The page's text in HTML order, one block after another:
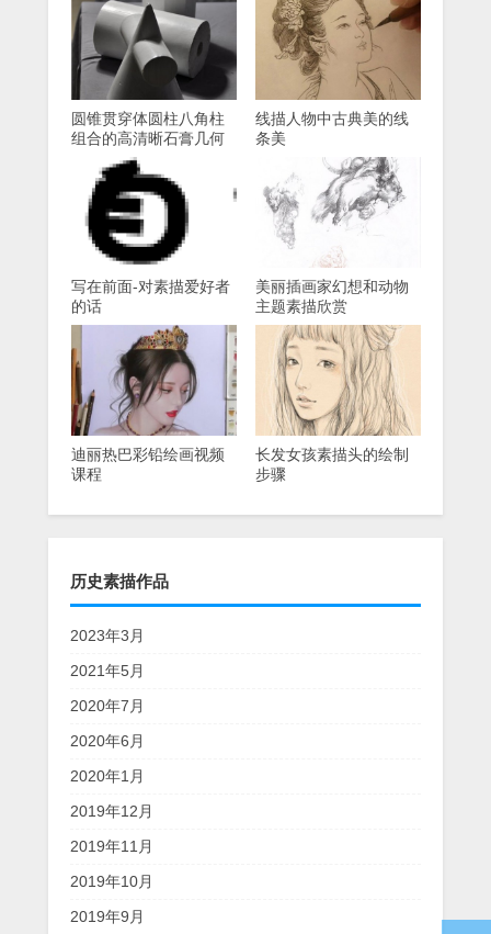
圆锥贯穿体圆柱八角柱
组合的高清晰石膏几何
线描人物中古典美的线
条美
写在前面-对素描爱好者
的话
美丽插画家幻想和动物
主题素描欣赏
迪丽热巴彩铅绘画视频
课程
长发女孩素描头的绘制
步骤
历史素描作品
2023年3月
2021年5月
2020年7月
2020年6月
2020年1月
2019年12月
2019年11月
2019年10月
2019年9月